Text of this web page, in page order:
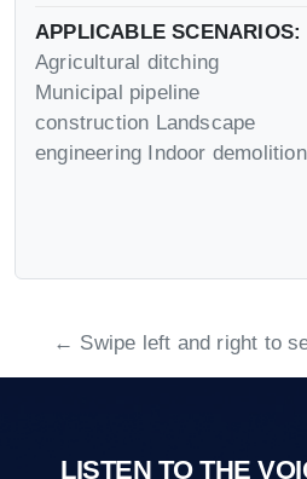
APPLICABLE SCENARIOS:
Agricultural ditching
Municipal pipeline
construction Landscape
engineering Indoor demolition
← Swipe left and right to
LISTEN TO THE